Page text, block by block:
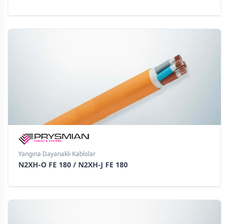
Yangına Dayanaklı Kablolar
N2XH-O FE 180 / N2XH-J FE 180